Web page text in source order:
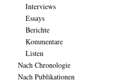
Interviews
Essays
Berichte
Kommentare
Listen
Nach Chronologie
Nach Publikationen